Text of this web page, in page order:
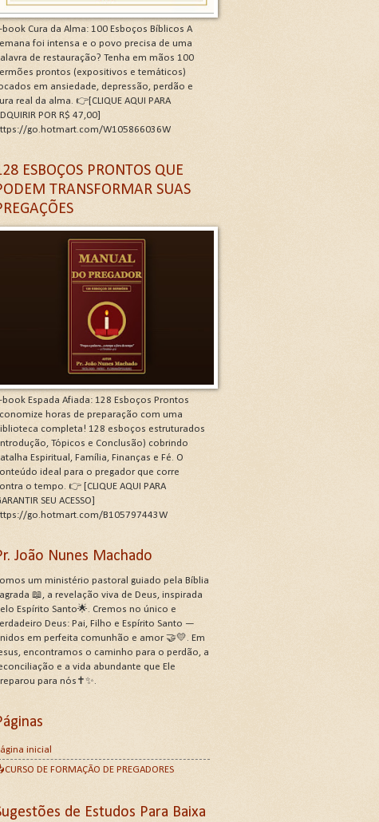
G
book Cura da Alma: 100 Esboços Bíblicos A
foi intensa e o povo precisa de uma
de restauração? Tenha em mãos 100
prontos (expositivos e temáticos)
em ansiedade, depressão, perdão e
real da alma. 👉[CLIQUE AQUI PARA
POR R$ 47,00]
go.hotmart.com/W105866036W
ESBOÇOS PRONTOS QUE
TRANSFORMAR SUAS
book Espada Afiada: 128 Esboços Prontos
horas de preparação com uma
completa! 128 esboços estruturados
Tópicos e Conclusão) cobrindo
Espiritual, Família, Finanças e Fé. O
ideal para o pregador que corre
o tempo. 👉 [CLIQUE AQUI PARA
SEU ACESSO]
go.hotmart.com/B105797443W
João Nunes Machado
um ministério pastoral guiado pela Bíblia
📖, a revelação viva de Deus, inspirada
Espírito Santo🌟. Cremos no único e
Deus: Pai, Filho e Espírito Santo —
em perfeita comunhão e amor 🤝💛. Em
encontramos o caminho para o perdão, a
e a vida abundante que Ele
para nós✝️✨.
inicial
DE FORMAÇÃO DE PREGADORES
de Estudos Para Baixa